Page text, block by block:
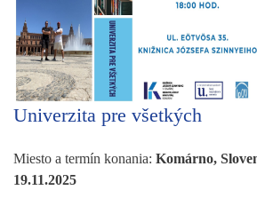
Univerzita pre všetkých
Miesto a termín konania: Komárno,
19.11.2025